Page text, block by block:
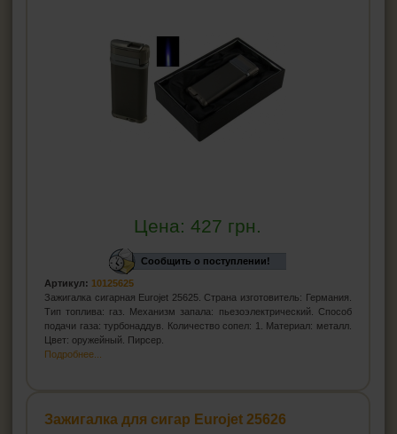
Цена:427 грн.
Сообщить о поступлении!
Артикул: 10125625
Зажигалка сигарная Eurojet 25625. Страна изготовитель: Германия.
Тип топлива: газ. Механизм запала: пьезоэлектрический. Способ
подачи газа: турбонаддув. Количество сопел: 1. Материал: металл.
Цвет: оружейный. Пирсер.
Подробнее...
Зажигалка для сигар Eurojet 25626